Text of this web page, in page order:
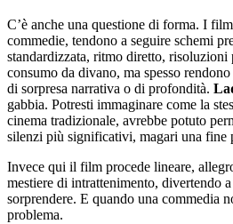
C’è anche una questione di forma. I
commedie, tendono a seguire schemi
standardizzata, ritmo diretto,
consumo da divano, ma spesso
di sorpresa narrativa o di profondità.
gabbia. Potresti immaginare come la
cinema tradizionale, avrebbe potuto
silenzi più significativi, magari una fine
Invece qui il film procede lineare,
mestiere di intrattenimento, divertendo
sorprendere. E quando una commedia
problema.